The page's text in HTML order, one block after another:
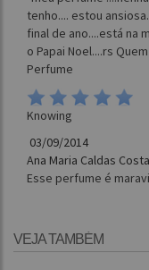
tenho.... estou
final de ano....está na
o Papai Noel....rs
Perfume
Knowing
03/09/2014
Ana Maria Caldas
Esse perfume é
VEJA TAMBÉM